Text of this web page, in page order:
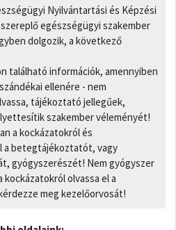
Nyilvántartási és Képzési
egészségügyi szakember
dolgozik, a következő
található információk, amennyiben
ellenére - nem
tájékoztató jellegűek,
szakember véleményét!
a kockázatokról és
a betegtájékoztatót, vagy
gyógyszerészét! Nem gyógyszer
olvassa el a
meg kezelőorvosát!